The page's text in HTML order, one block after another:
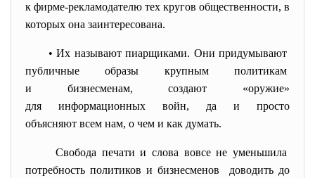
к фирме-рекламодателю тех кругов общественности, в
которых она заинтересована.
• Их называют пиарщиками. Они придумывают
публичные образы крупным политикам
и бизнесменам, создают «оружие»
для информационных войн, да и просто
объясняют всем нам, о чем и как думать.
Свобода печати и слова вовсе не уменьшила
потребность политиков и бизнесменов доводить до